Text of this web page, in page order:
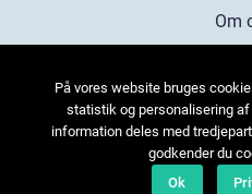
Om
På vores website bruges
statistik og personalisering af
information deles med
godkender du
Ok